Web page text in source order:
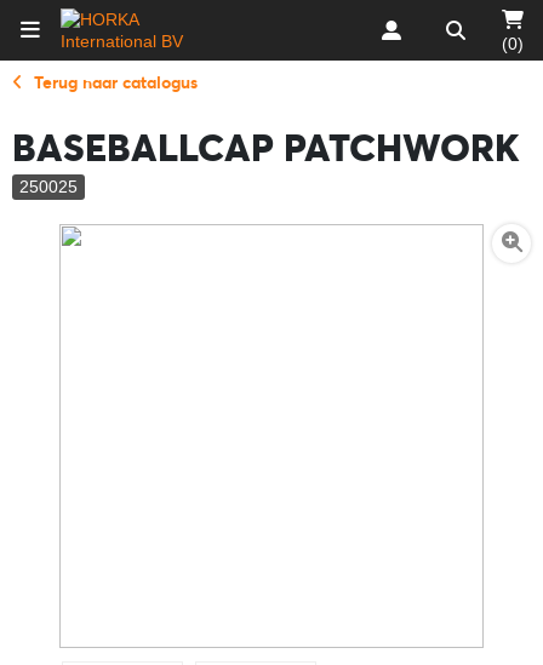
(0)
Terug naar catalogus
BASEBALLCAP PATCHWORK
250025